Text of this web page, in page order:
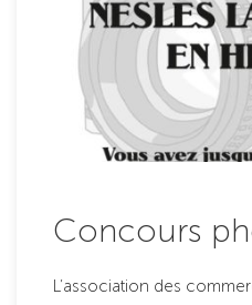
Concours
L’association des